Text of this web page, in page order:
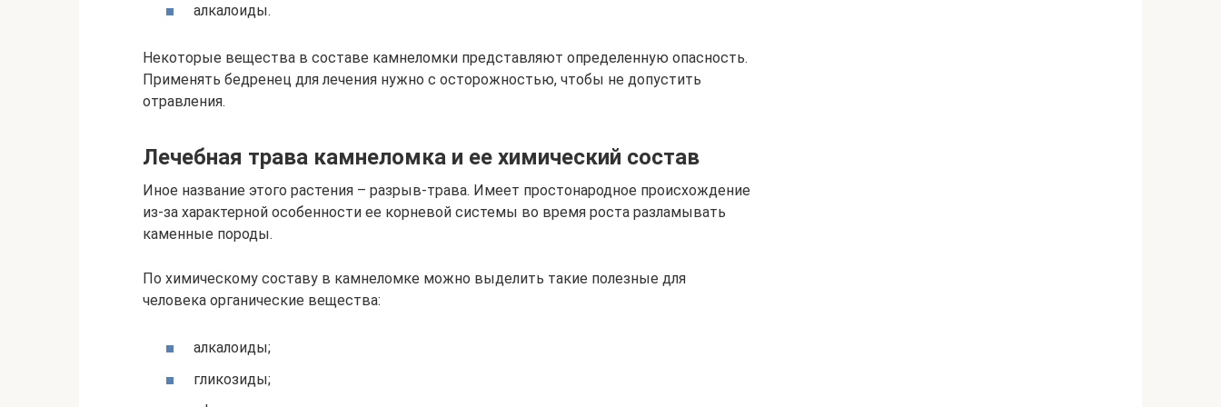
алкалоиды.
Некоторые вещества в составе камнеломки представляют определенную опасность.
Применять бедренец для лечения нужно с осторожностью, чтобы не допустить
отравления.
Лечебная трава камнеломка и ее химический состав
Иное название этого растения – разрыв-трава. Имеет простонародное происхождение
из-за характерной особенности ее корневой системы во время роста разламывать
каменные породы.
По химическому составу в камнеломке можно выделить такие полезные для
человека органические вещества:
алкалоиды;
гликозиды;